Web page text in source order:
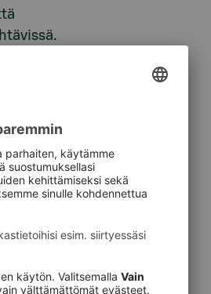
erinomaisen
kommentoi.
hän on